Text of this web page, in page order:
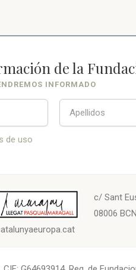
de la
INFORMADO
de uso
c/ Sant
08006 BCN